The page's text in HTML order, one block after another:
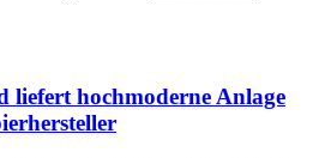
liefert hochmoderne Anlage